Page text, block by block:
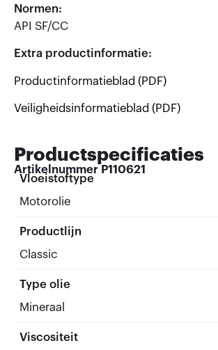
Normen:
API SF/CC
Extra productinformatie:
Productinformatieblad (PDF)
Veiligheidsinformatieblad (PDF)
Productspecificaties
Artikelnummer P110621
Vloeistoftype
Motorolie
Productlijn
Classic
Type olie
Mineraal
Viscositeit